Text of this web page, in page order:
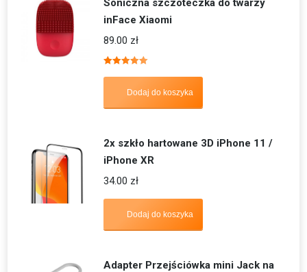
inFace Xiaomi
89.00 zł
5.00
Dodaj do koszyka
2x szkło hartowane 3D iPhone 11 /
iPhone XR
34.00 zł
Dodaj do koszyka
Adapter Przejściówka mini Jack na